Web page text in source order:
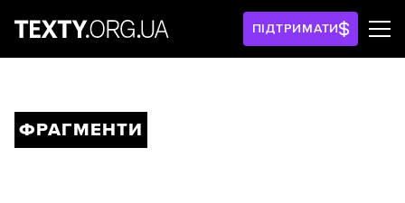
ПІДТРИМАТИ
ФРАГМЕНТИ